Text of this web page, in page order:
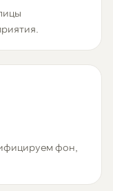
фон,